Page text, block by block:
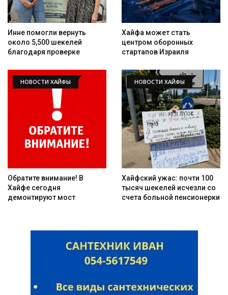
Инне помогли вернуть
около 5,500 шекелей
благодаря проверке
Хайфа может стать
центром оборонных
стартапов Израиля
НОВОСТИ ХАЙФЫ
Обратите внимание! В
Хайфе сегодня
демонтируют мост
НОВОСТИ ХАЙФЫ
Хайфский ужас: почти 100
тысяч шекелей исчезли со
счета больной пенсионерки